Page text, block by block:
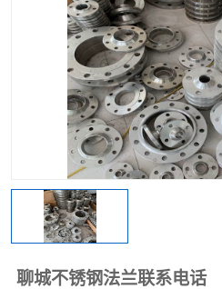
聊城不锈钢法兰联系电话
不锈钢扁钢